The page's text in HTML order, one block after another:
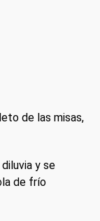
de las misas,
y se
de frío